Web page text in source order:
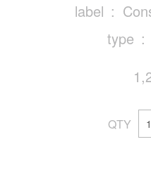
label
type
QTY